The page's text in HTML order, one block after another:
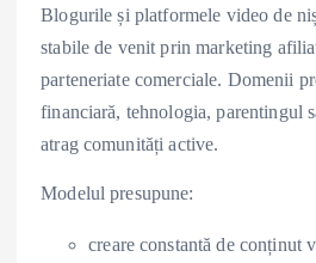
Blogurile și platformele video de
stabile de venit prin marketing
parteneriate comerciale. Domenii
financiară, tehnologia, parentingul
atrag comunități active.
Modelul presupune:
creare constantă de conținut